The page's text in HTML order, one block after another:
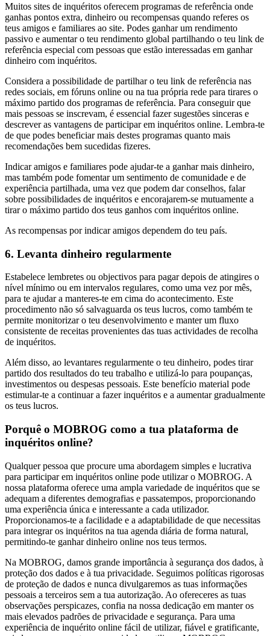
Muitos sites de inquéritos oferecem programas de referência onde
ganhas pontos extra, dinheiro ou recompensas quando referes os
teus amigos e familiares ao site. Podes ganhar um rendimento
passivo e aumentar o teu rendimento global partilhando o teu link de
referência especial com pessoas que estão interessadas em ganhar
dinheiro com inquéritos.
Considera a possibilidade de partilhar o teu link de referência nas
redes sociais, em fóruns online ou na tua própria rede para tirares o
máximo partido dos programas de referência. Para conseguir que
mais pessoas se inscrevam, é essencial fazer sugestões sinceras e
descrever as vantagens de participar em inquéritos online. Lembra-te
de que podes beneficiar mais destes programas quanto mais
recomendações bem sucedidas fizeres.
Indicar amigos e familiares pode ajudar-te a ganhar mais dinheiro,
mas também pode fomentar um sentimento de comunidade e de
experiência partilhada, uma vez que podem dar conselhos, falar
sobre possibilidades de inquéritos e encorajarem-se mutuamente a
tirar o máximo partido dos teus ganhos com inquéritos online.
As recompensas por indicar amigos dependem do teu país.
6. Levanta dinheiro regularmente
Estabelece lembretes ou objectivos para pagar depois de atingires o
nível mínimo ou em intervalos regulares, como uma vez por mês,
para te ajudar a manteres-te em cima do acontecimento. Este
procedimento não só salvaguarda os teus lucros, como também te
permite monitorizar o teu desenvolvimento e manter um fluxo
consistente de receitas provenientes das tuas actividades de recolha
de inquéritos.
Além disso, ao levantares regularmente o teu dinheiro, podes tirar
partido dos resultados do teu trabalho e utilizá-lo para poupanças,
investimentos ou despesas pessoais. Este benefício material pode
estimular-te a continuar a fazer inquéritos e a aumentar gradualmente
os teus lucros.
Porquê o MOBROG como a tua plataforma de
inquéritos online?
Qualquer pessoa que procure uma abordagem simples e lucrativa
para participar em inquéritos online pode utilizar o MOBROG. A
nossa plataforma oferece uma ampla variedade de inquéritos que se
adequam a diferentes demografias e passatempos, proporcionando
uma experiência única e interessante a cada utilizador.
Proporcionamos-te a facilidade e a adaptabilidade de que necessitas
para integrar os inquéritos na tua agenda diária de forma natural,
permitindo-te ganhar dinheiro online nos teus termos.
Na MOBROG, damos grande importância à segurança dos dados, à
proteção dos dados e à tua privacidade. Seguimos políticas rigorosas
de proteção de dados e nunca divulgaremos as tuas informações
pessoais a terceiros sem a tua autorização. Ao ofereceres as tuas
observações perspicazes, confia na nossa dedicação em manter os
mais elevados padrões de privacidade e segurança. Para uma
experiência de inquérito online fácil de utilizar, fiável e gratificante,